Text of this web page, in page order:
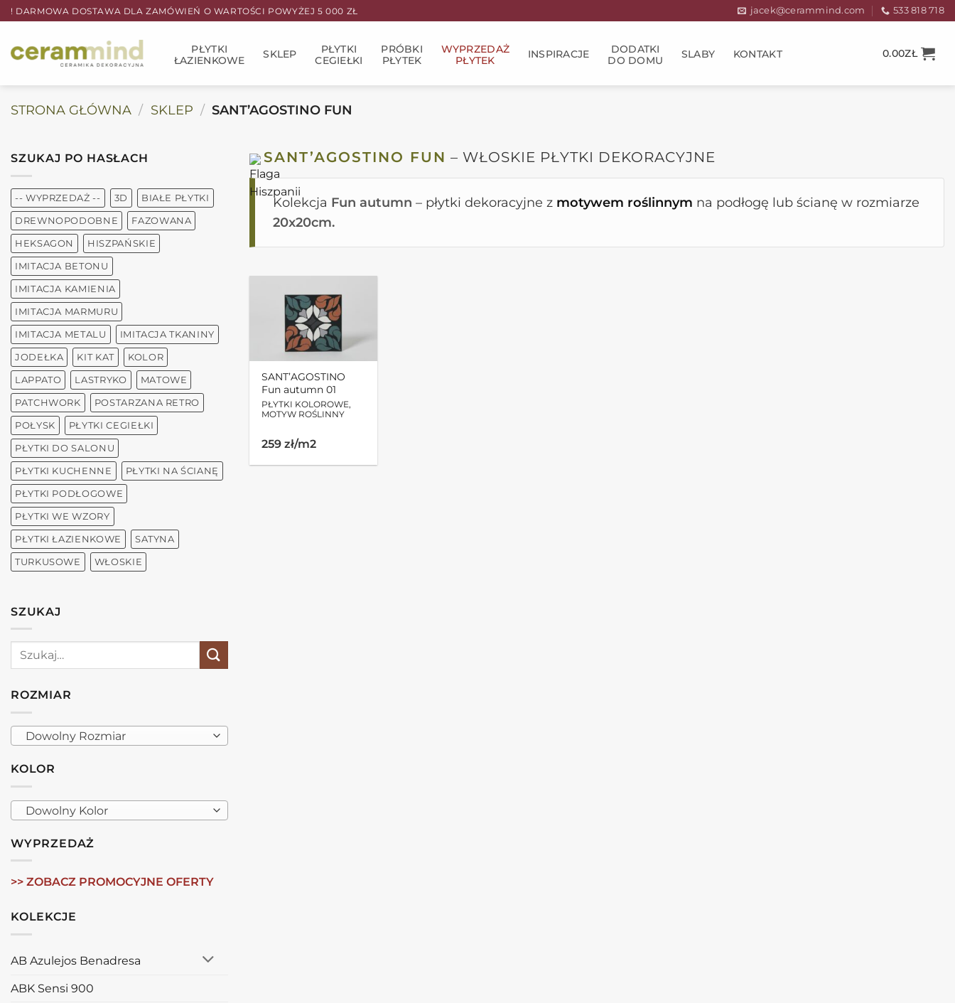
Przewiń
do
zawartości
! DARMOWA DOSTAWA DLA ZAMÓWIEŃ O WARTOŚCI POWYŻEJ 5 000 ZŁ jacek@cerammind.com 533 818 718
PŁYTKI
ŁAZIENKOWE
SKLEP
PŁYTKI
CEGIEŁKI
PRÓBKI
PŁYTEK
WYPRZEDAŻ
PŁYTEK
INSPIRACJE
DODATKI
DO DOMU
SLABY KONTAKT 0.00ZŁ
STRONA GŁÓWNA / SKLEP / SANT’AGOSTINO FUN
SZUKAJ PO HASŁACH
-- WYPRZEDAŻ -- 3D BIAŁE PŁYTKI
DREWNOPODOBNE FAZOWANA
HEKSAGON HISZPAŃSKIE
IMITACJA BETONU
IMITACJA KAMIENIA
IMITACJA MARMURU
IMITACJA METALU IMITACJA TKANINY
JODEŁKA KIT KAT KOLOR
LAPPATO LASTRYKO MATOWE
PATCHWORK POSTARZANA RETRO
POŁYSK PŁYTKI CEGIEŁKI
PŁYTKI DO SALONU
PŁYTKI KUCHENNE PŁYTKI NA ŚCIANĘ
PŁYTKI PODŁOGOWE
PŁYTKI WE WZORY
PŁYTKI ŁAZIENKOWE SATYNA
TURKUSOWE WŁOSKIE
SZUKAJ
Szukaj:
ROZMIAR
Dowolny Rozmiar
KOLOR
Dowolny Kolor
WYPRZEDAŻ
>> ZOBACZ PROMOCYJNE OFERTY
KOLEKCJE
AB Azulejos Benadresa
ABK Sensi 900
SANT’AGOSTINO FUN – WŁOSKIE PŁYTKI DEKORACYJNE
Kolekcja Fun autumn – płytki dekoracyjne z motywem roślinnym na podłogę lub ścianę w rozmiarze
20x20cm.
SANT’AGOSTINO
Fun autumn 01
PŁYTKI KOLOROWE,
MOTYW ROŚLINNY
259 zł/m2